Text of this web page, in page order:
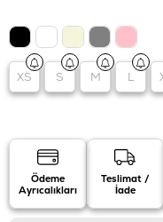
XS S M L
Ödeme
Ayrıcalıkları
Teslimat /
İade